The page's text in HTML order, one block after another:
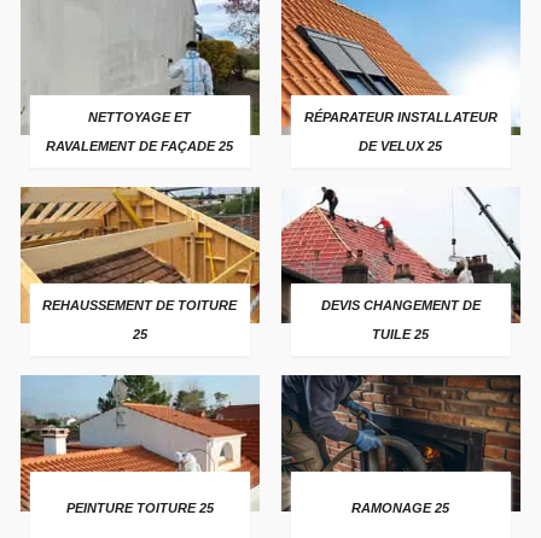
NETTOYAGE ET
RAVALEMENT DE FAÇADE 25
RÉPARATEUR INSTALLATEUR
DE VELUX 25
REHAUSSEMENT DE TOITURE
25
DEVIS CHANGEMENT DE
TUILE 25
PEINTURE TOITURE 25 RAMONAGE 25